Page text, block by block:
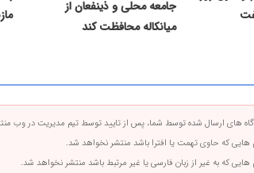
جامعه محلی و ذینفعان از
میانکاله محافظت کند
های ارسال شده توسط شما، پس از تایید توسط تیم مدیریت در وب
هایی که حاوی تهمت یا افترا باشد منتشر نخواهد شد.
هایی که به غیر از زبان فارسی یا غیر مرتبط باشد منتشر نخواهد شد.